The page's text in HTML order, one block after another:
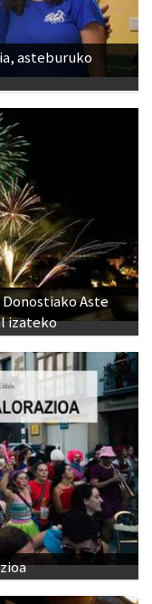
asteburuko
Aste
izateko